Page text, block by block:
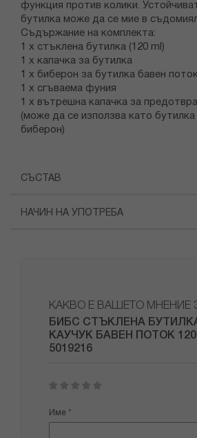
функция против колики.
бутилка може да се мие в
Съдържание на комплекта:
1 х стъклена бутилка (120 ml)
1 х капачка за бутилка
1 х биберон за бутилка бавен
1 х сгъваема фуния
1 х вътрешна капачка за
(може да се използва като бутилка
биберон)
СЪСТАВ
НАЧИН НА УПОТРЕБА
КАКВО Е ВАШЕТО МНЕНИЕ
БИБС СТЪКЛЕНА БУТИЛКА
КАУЧУК БАВЕН ПОТОК
5019216
star
stars
stars
stars
stars
Име